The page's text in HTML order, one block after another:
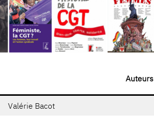
Auteurs
Valérie Bacot